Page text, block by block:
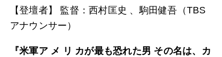
【登壇者】 監督：西村匡史 、駒田健吾（TBS
アナウンサー）
『米軍ア メ リ カが最も恐れた男 その名は、カ